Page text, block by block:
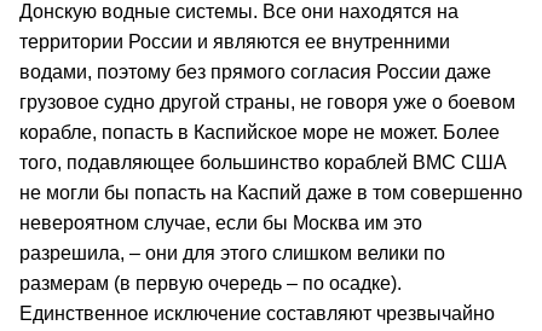
Донскую водные системы. Все они находятся на
территории России и являются ее внутренними
водами, поэтому без прямого согласия России даже
грузовое судно другой страны, не говоря уже о боевом
корабле, попасть в Каспийское море не может. Более
того, подавляющее большинство кораблей ВМС США
не могли бы попасть на Каспий даже в том совершенно
невероятном случае, если бы Москва им это
разрешила, – они для этого слишком велики по
размерам (в первую очередь – по осадке).
Единственное исключение составляют чрезвычайно